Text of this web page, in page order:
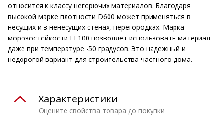
относится к классу негорючих материалов. Благодаря
высокой марке плотности D600 может применяться в
несущих и в ненесущих стенах, перегородках. Марка
морозостойкости FF100 позволяет использовать материал
даже при температуре -50 градусов. Это надежный и
недорогой вариант для строительства частного дома.
Оцените свойства товара до покупки
Характеристики